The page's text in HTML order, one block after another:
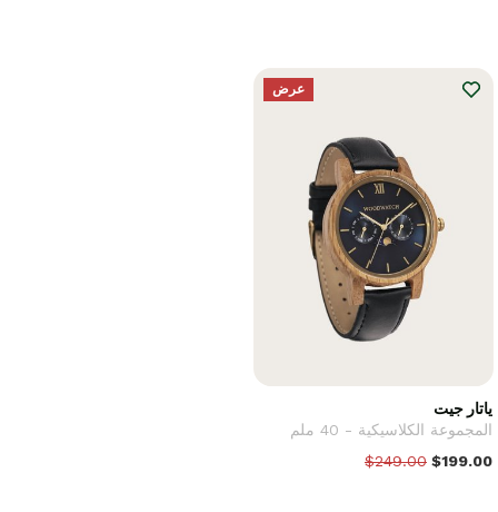
عرض
ياتار جيت
المجموعة الكلاسيكية - 40 ملم
$249.00 $199.00